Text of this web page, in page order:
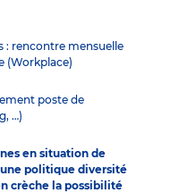
: rencontre mensuelle
(Workplace)
poste de
…)
en situation de
politique diversité
crèche la possibilité